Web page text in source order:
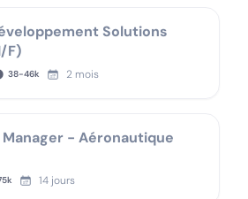
Solutions
F)
38-46k 2 mois
Manager - Aéronautique
k 14 jours